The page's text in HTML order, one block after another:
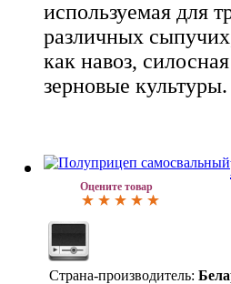
используемая для
различных
как навоз,
зерновые культуры.
Оцените товар
Страна-производитель: